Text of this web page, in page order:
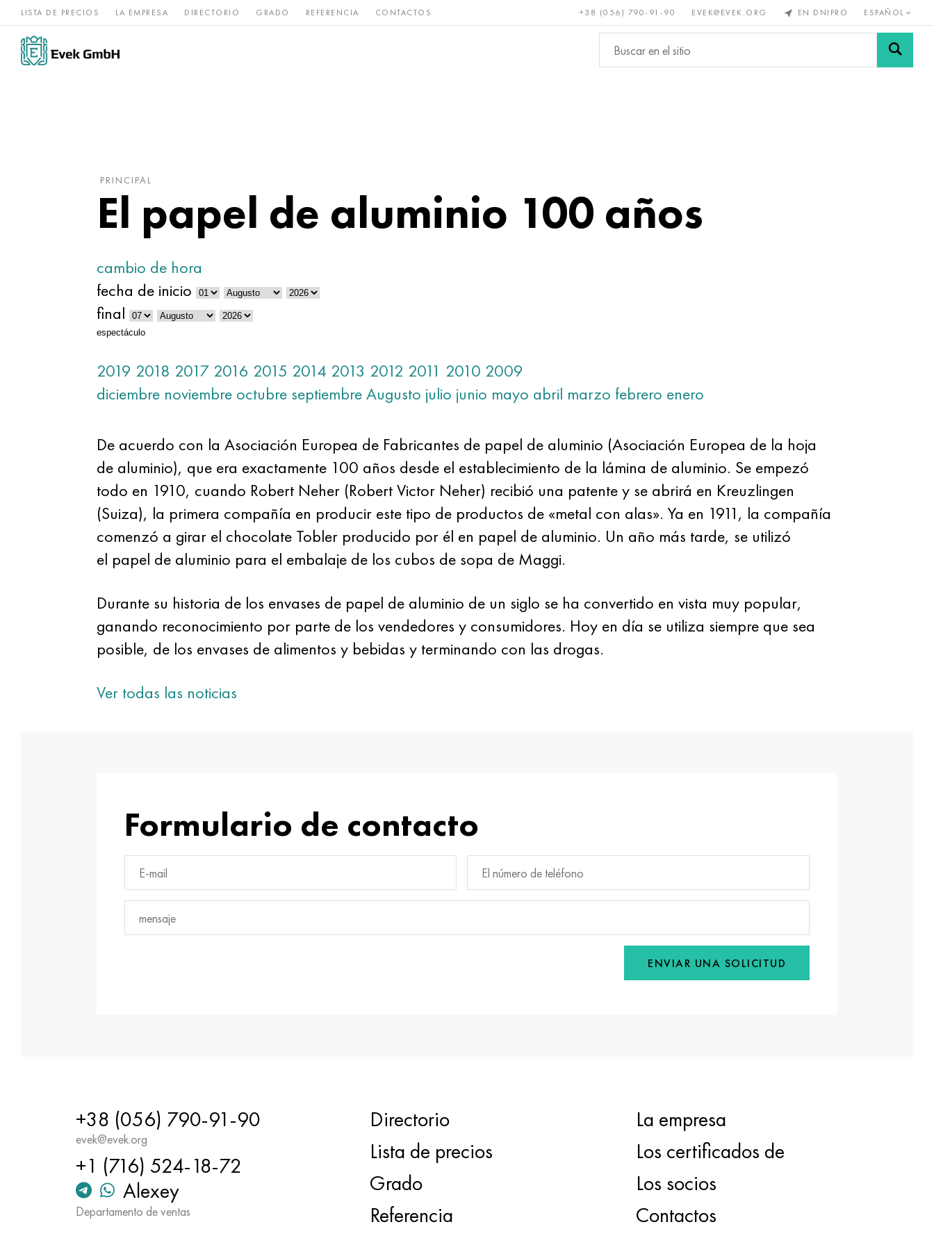
LISTA DE PRECIOS LA EMPRESA DIRECTORIO GRADO REFERENCIA CONTACTOS +38 (056) 790-91-90 EVEK@EVEK.ORG EN DNIPRO ESPAÑOL
Aleaciones de
níquel
acero Raro y Bronce, cobre, Metales no
ferrosos
Aleación de Mallas y
PRINCIPAL
El papel de aluminio 100 años
cambio de hora
fecha de inicio
final
espectáculo
2019 2018 2017 2016 2015 2014 2013 2012 2011 2010 2009
diciembre noviembre octubre septiembreAugusto julio junio mayo abril marzo febrero enero
De acuerdo con la Asociación Europea de Fabricantes de papel de aluminio (Asociación Europea de la hoja
de aluminio), que era exactamente 100 años desde el establecimiento de la lámina de aluminio. Se empezó
todo en 1910, cuando Robert Neher (Robert Victor Neher) recibió una patente y se abrirá en Kreuzlingen
(Suiza), la primera compañía en producir este tipo de productos de «metal con alas». Ya en 1911, la compañía
comenzó a girar el chocolate Tobler producido por él en papel de aluminio. Un año más tarde, se utilizó
el papel de aluminio para el embalaje de los cubos de sopa de Maggi.
Durante su historia de los envases de papel de aluminio de un siglo se ha convertido en vista muy popular,
ganando reconocimiento por parte de los vendedores y consumidores. Hoy en día se utiliza siempre que sea
posible, de los envases de alimentos y bebidas y terminando con las drogas.
Ver todas las noticias
Formulario de contacto
ENVIAR UNA SOLICITUD
+38 (056) 790-91-90
evek@evek.org
+1 (716) 524-18-72
Alexey
Departamento de ventas
Directorio
Lista de precios
Grado
Referencia
La empresa
Los certificados de
Los socios
Contactos